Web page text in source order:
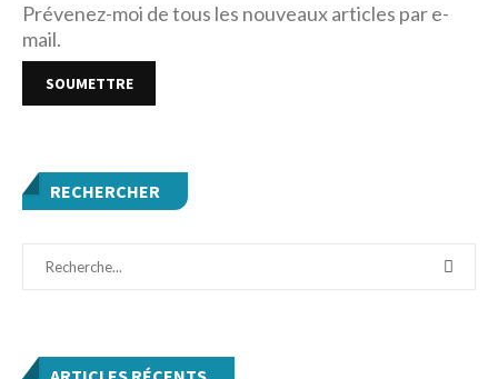
Prévenez-moi de tous les nouveaux articles par e-
mail.
RECHERCHER